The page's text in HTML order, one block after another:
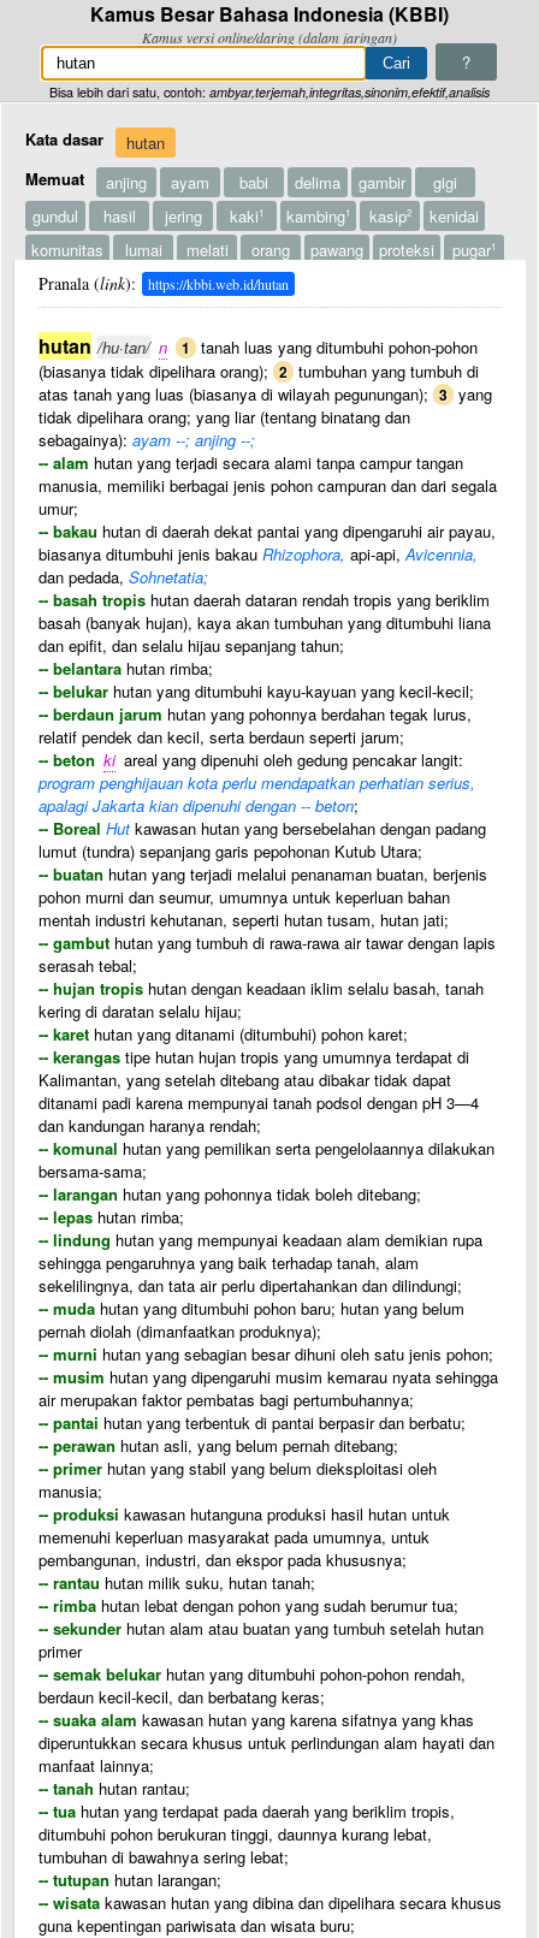
Kamus Besar Bahasa Indonesia (KBBI)
Kamus versi online/daring (dalam jaringan)
?
Bisa lebih dari satu, contoh: ambyar,terjemah,integritas,sinonim,efektif,analisis
Kata dasar
hutan
Memuat
anjing ayam babi delima gambir
gigi
gundul
hasil jering kaki1 kambing1 kasip2
kenidai
komunitas
lumai melati orang pawang proteksi pugar1
raja sirih susur1 taman tawan
Pranala (link): https://kbbi.web.id/hutan
hutan /hu·tan/ n 1 tanah luas yang ditumbuhi pohon-pohon
(biasanya tidak dipelihara orang); 2 tumbuhan yang tumbuh di
atas tanah yang luas (biasanya di wilayah pegunungan); 3 yang
tidak dipelihara orang; yang liar (tentang binatang dan
sebagainya): ayam --; anjing --;
-- alam hutan yang terjadi secara alami tanpa campur tangan
manusia, memiliki berbagai jenis pohon campuran dan dari segala
umur;
-- bakau hutan di daerah dekat pantai yang dipengaruhi air payau,
biasanya ditumbuhi jenis bakau Rhizophora, api-api,Avicennia,
dan pedada, Sohnetatia;
-- basah tropis hutan daerah dataran rendah tropis yang beriklim
basah (banyak hujan), kaya akan tumbuhan yang ditumbuhi liana
dan epifit, dan selalu hijau sepanjang tahun;
-- belantara hutan rimba;
-- belukar hutan yang ditumbuhi kayu-kayuan yang kecil-kecil;
-- berdaun jarum hutan yang pohonnya berdahan tegak lurus,
relatif pendek dan kecil, serta berdaun seperti jarum;
-- beton ki areal yang dipenuhi oleh gedung pencakar langit:
program penghijauan kota perlu mendapatkan perhatian serius,
apalagi Jakarta kian dipenuhi dengan -- beton;
-- Boreal Hut kawasan hutan yang bersebelahan dengan padang
lumut (tundra) sepanjang garis pepohonan Kutub Utara;
-- buatan hutan yang terjadi melalui penanaman buatan, berjenis
pohon murni dan seumur, umumnya untuk keperluan bahan
mentah industri kehutanan, seperti hutan tusam, hutan jati;
-- gambut hutan yang tumbuh di rawa-rawa air tawar dengan lapis
serasah tebal;
-- hujan tropis hutan dengan keadaan iklim selalu basah, tanah
kering di daratan selalu hijau;
-- karet hutan yang ditanami (ditumbuhi) pohon karet;
-- kerangas tipe hutan hujan tropis yang umumnya terdapat di
Kalimantan, yang setelah ditebang atau dibakar tidak dapat
ditanami padi karena mempunyai tanah podsol dengan pH 3—4
dan kandungan haranya rendah;
-- komunal hutan yang pemilikan serta pengelolaannya dilakukan
bersama-sama;
-- larangan hutan yang pohonnya tidak boleh ditebang;
-- lepas hutan rimba;
-- lindung hutan yang mempunyai keadaan alam demikian rupa
sehingga pengaruhnya yang baik terhadap tanah, alam
sekelilingnya, dan tata air perlu dipertahankan dan dilindungi;
-- muda hutan yang ditumbuhi pohon baru; hutan yang belum
pernah diolah (dimanfaatkan produknya);
-- murni hutan yang sebagian besar dihuni oleh satu jenis pohon;
-- musim hutan yang dipengaruhi musim kemarau nyata sehingga
air merupakan faktor pembatas bagi pertumbuhannya;
-- pantai hutan yang terbentuk di pantai berpasir dan berbatu;
-- perawan hutan asli, yang belum pernah ditebang;
-- primer hutan yang stabil yang belum dieksploitasi oleh
manusia;
-- produksi kawasan hutanguna produksi hasil hutan untuk
memenuhi keperluan masyarakat pada umumnya, untuk
pembangunan, industri, dan ekspor pada khususnya;
-- rantau hutan milik suku, hutan tanah;
-- rimba hutan lebat dengan pohon yang sudah berumur tua;
-- sekunder hutan alam atau buatan yang tumbuh setelah hutan
primer
-- semak belukar hutan yang ditumbuhi pohon-pohon rendah,
berdaun kecil-kecil, dan berbatang keras;
-- suaka alam kawasan hutan yang karena sifatnya yang khas
diperuntukkan secara khusus untuk perlindungan alam hayati dan
manfaat lainnya;
-- tanah hutan rantau;
-- tua hutan yang terdapat pada daerah yang beriklim tropis,
ditumbuhi pohon berukuran tinggi, daunnya kurang lebat,
tumbuhan di bawahnya sering lebat;
-- tutupan hutan larangan;
-- wisata kawasan hutan yang dibina dan dipelihara secara khusus
guna kepentingan pariwisata dan wisata buru;